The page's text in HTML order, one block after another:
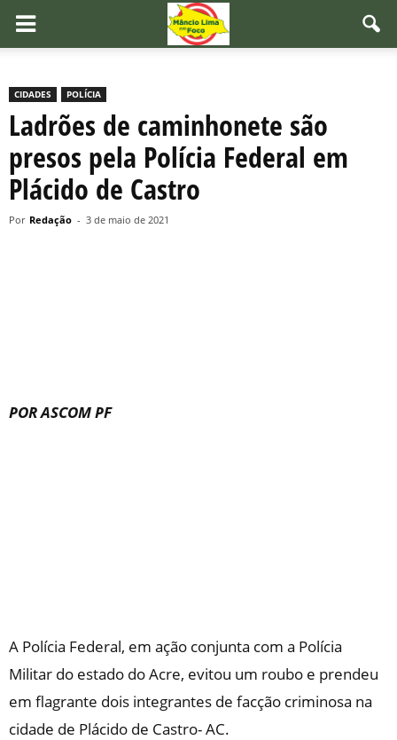
CIDADES POLÍCIA
Ladrões de caminhonete são
presos pela Polícia Federal em
Plácido de Castro
Por Redação - 3 de maio de 2021
POR ASCOM PF
A Polícia Federal, em ação conjunta com a Polícia
Militar do estado do Acre, evitou um roubo e prendeu
em flagrante dois integrantes de facção criminosa na
cidade de Plácido de Castro- AC.